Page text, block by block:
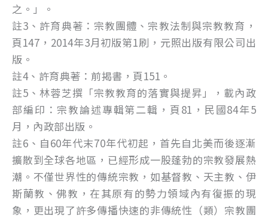
之。」。
註3、許育典著：宗教團體、宗教法制與宗教教育，
頁147，2014年3月初版第1刷，元照出版有限公司出
版。
註4、許育典著：前揭書，頁151。
註5、林蓉芝撰「宗教教育的落實與提昇」，載內政
部編印：宗教論述專輯第二輯，頁81，民國84年5
月，內政部出版。
註6、自60年代末70年代初起，首先自北美而後逐漸
擴散到全球各地區，已經形成一股蓬勃的宗教發展熱
潮。不僅世界性的傳統宗教，如基督教、天主教、伊
斯蘭教、佛教，在其原有的勢力領域內有復振的現
象，更出現了許多傳播快速的非傳統性（類）宗教團